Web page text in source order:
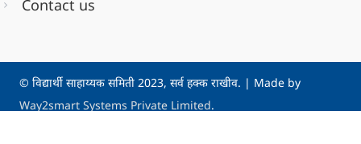
Contact us
© विद्यार्थी साहाय्यक समिती 2023, सर्व हक्क राखीव. | Made by
Way2smart Systems Private Limited.